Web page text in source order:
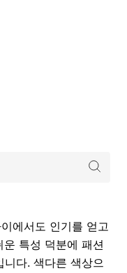
에서도 인기를 얻고
특성 덕분에 패션
다. 색다른 색상으